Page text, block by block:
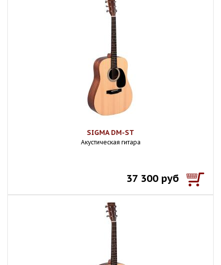
SIGMA DM-ST
Акустическая гитара
37 300 руб